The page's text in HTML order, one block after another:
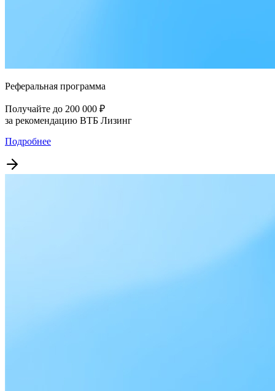
Реферальная программа
Получайте до 200 000 ₽
за рекомендацию ВТБ Лизинг
Подробнее